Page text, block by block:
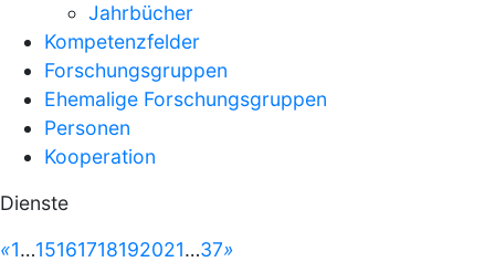
Jahrbücher
Kompetenzfelder
Forschungsgruppen
Ehemalige Forschungsgruppen
Personen
Kooperation
Dienste
«vorherige Seite
1…15161718192021…37nächste Seite
»